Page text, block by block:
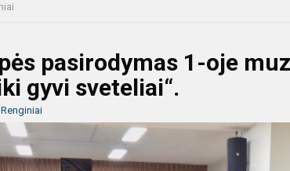
pasirodymas 1-oje
gyvi sveteliai“.
Renginiai